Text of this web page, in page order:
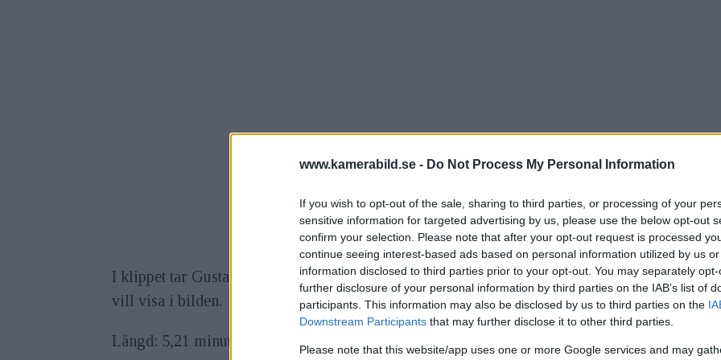
www.kamerabild.se - Do Not Process My Personal Information
If you wish to opt-out of the sale, sharing to third parties, or processing of your
sensitive information for targeted advertising by us, please use the below opt-out
confirm your selection. Please note that after your opt-out request is processed
continue seeing interest-based ads based on personal information utilized by us
information disclosed to third parties prior to your opt-out. You may separately
further disclosure of your personal information by third parties on the IAB’s list of
participants. This information may also be disclosed by us to third parties on the
Downstream Participants that may further disclose it to other third parties.
Please note that this website/app uses one or more Google services and may
I klippet tar Gustaf och David på Fotoakademin upp tre objektivsorter och förklarar hur du
vill visa i bilden.
Längd: 5,21 minuter.